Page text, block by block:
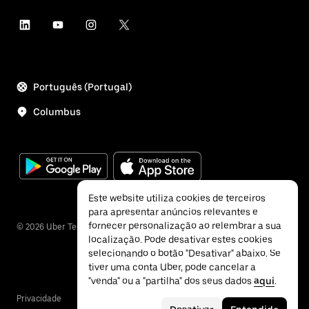
Português (Portugal)
Columbus
© 2026 Uber Technologies Inc.
Privacidade
Este website utiliza cookies de terceiros
para apresentar anúncios relevantes e
fornecer personalização ao relembrar a sua
localização. Pode desativar estes cookies
selecionando o botão "Desativar" abaixo. Se
tiver uma conta Uber, pode cancelar a
"venda" ou a "partilha" dos seus dados aqui.